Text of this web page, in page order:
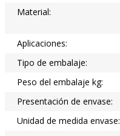
Material:
Aplicaciones:
Tipo de embalaje:
Peso del embalaje kg:
Presentación de envase:
Unidad de medida envase: